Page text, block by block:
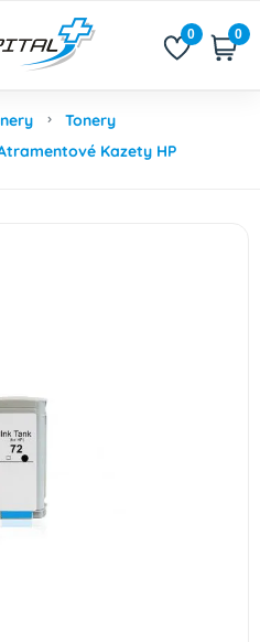
0 0
Tonery
Kazety HP